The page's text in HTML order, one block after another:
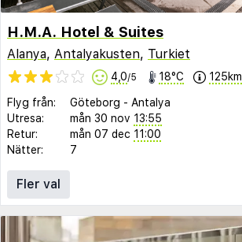
H.M.A. Hotel & Suites
Alanya, Antalyakusten, Turkiet
4,0/5 18°C 125km
Flyg från: Göteborg - Antalya
Utresa:
mån 30 nov 13:55
Retur:
mån 07 dec 11:00
Nätter:
7
Fler val